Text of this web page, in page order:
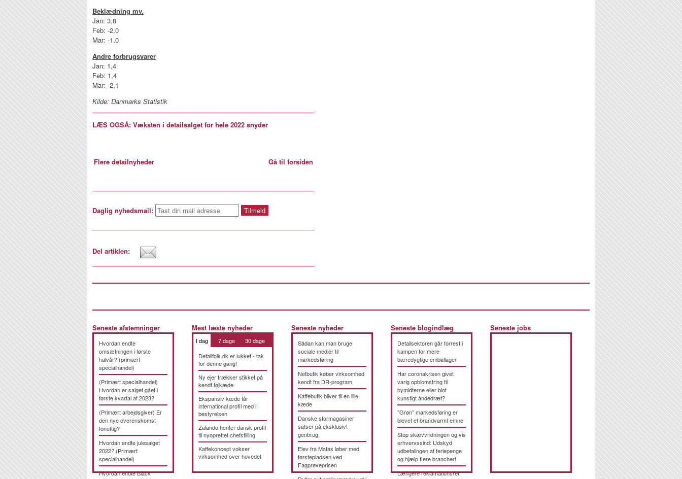
Beklædning mv.
Jan: 3,8
Feb: -2,0
Mar: -1,0
Andre forbrugsvarer
Jan: 1,4
Feb: 1,4
Mar: -2,1
Kilde: Danmarks Statistik
LÆS OGSÅ: Væksten i detailsalget for hele 2022 snyder
Flere detailnyheder Gå til forsiden
Daglig nyhedsmail:
Del artiklen:
Seneste afstemninger
Hvordan endte
omsætningen i første
halvår? (primært
specialhandel)
(Primært specialhandel)
Hvordan er salget gået i
første kvartal af 2023?
(Primært arbejdsgiver) Er
den nye overenskomst
fonuftig?
Hvordan endte julesalget
2022? (Primært
specialhandel)
Hvordan endte Black
Mest læste nyheder
I dag 7 dage
30 dage
Detailfolk.dk er lukket - tak
for denne gang!
Ny ejer trækker stikket på
kendt tøjkæde
Ekspansiv kæde får
international profil med i
bestyrelsen
Zalando henter dansk profil
til nyoprettet chefstilling
Kaffekoncept vokser
virksomhed over hovedet
Seneste nyheder
Sådan kan man bruge
sociale medier til
markedsføring
Netbutik køber virksomhed
kendt fra DR-program
Kaffebutik bliver til en lille
kæde
Danske stormagasiner
satser på eksklusivt
genbrug
Elev fra Matas løber med
førstepladsen ved
Fagprøveprisen
Seneste blogindlæg
Detailsektoren går forrest i
kampen for mere
bæredygtige emballager
Har coronakrisen givet
varig opblomstring til
bymidterne eller blot
kunstigt åndedræt?
”Grøn” markedsføring er
blevet et brandvarmt emne
Stop skævvridningen og vis
erhvervssind: Udskyd
udbetalingen af feriepenge
og hjælp flere brancher!
Længere reklamationsret
Seneste jobs